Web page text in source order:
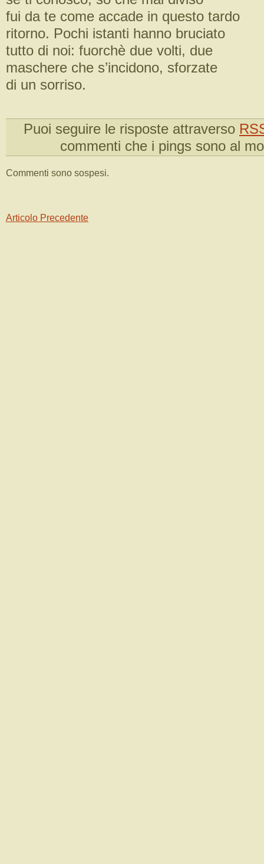
fui da te come accade in questo tardo
ritorno. Pochi istanti hanno bruciato
tutto di noi: fuorchè due volti, due
maschere che s’incidono, sforzate
di un sorriso.
Puoi seguire le risposte attraverso
commenti che i pings sono al
Commenti sono sospesi.
Articolo Precedente